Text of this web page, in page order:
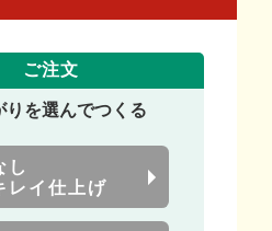
ご注文
りを選んでつくる
し
レイ仕上げ